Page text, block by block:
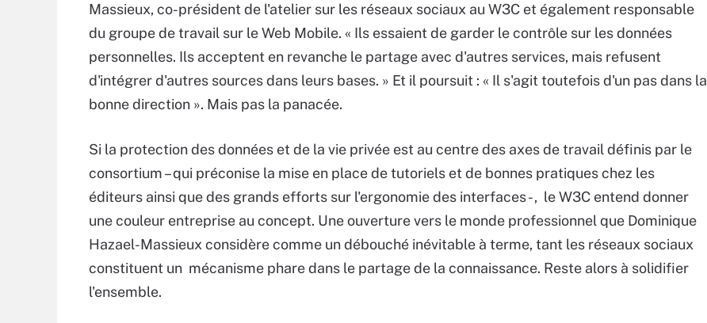
Massieux, co-président de l'atelier sur les réseaux sociaux au W3C et également responsable
du groupe de travail sur le Web Mobile. « Ils essaient de garder le contrôle sur les données
personnelles. Ils acceptent en revanche le partage avec d'autres services, mais refusent
d'intégrer d'autres sources dans leurs bases. » Et il poursuit : « Il s'agit toutefois d'un pas dans la
bonne direction ». Mais pas la panacée.
Si la protection des données et de la vie privée est au centre des axes de travail définis par le
consortium – qui préconise la mise en place de tutoriels et de bonnes pratiques chez les
éditeurs ainsi que des grands efforts sur l'ergonomie des interfaces - , le W3C entend donner
une couleur entreprise au concept. Une ouverture vers le monde professionnel que Dominique
Hazael-Massieux considère comme un débouché inévitable à terme, tant les réseaux sociaux
constituent un mécanisme phare dans le partage de la connaissance. Reste alors à solidifier
l'ensemble.